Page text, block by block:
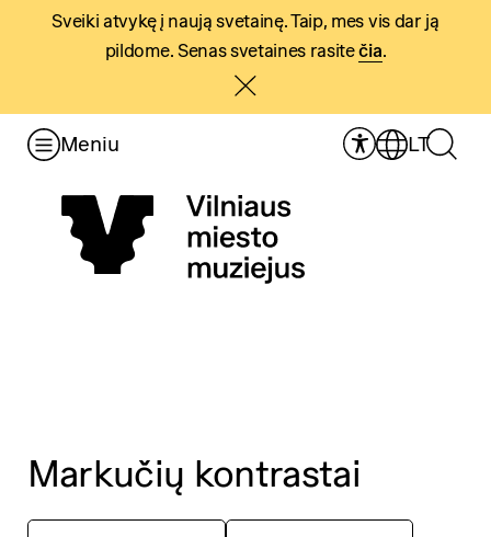
Sveiki atvykę į naują svetainę. Taip, mes vis dar ją
pildome. Senas svetaines rasitečia.
Meniu LT
Markučių kontrastai